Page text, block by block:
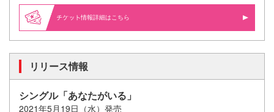
情報詳細はこちら
リリース情報
シングル「あなたがいる」
2021年5月19日（水）発売